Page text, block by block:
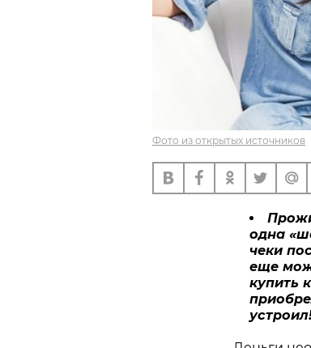
Фото из открытых источников
одна
чеки
еще
купить